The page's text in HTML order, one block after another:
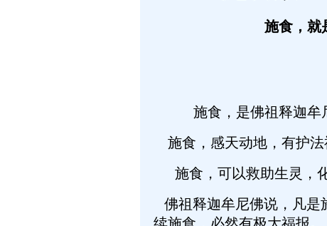
施食，就
施食，是佛祖释迦牟
施食，感天动地，有护法
施食，可以救助生灵，化
佛祖释迦牟尼佛说，凡是